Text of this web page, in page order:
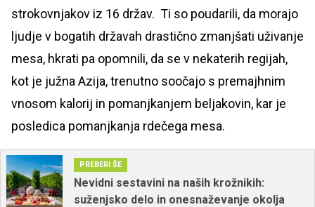
strokovnjakov iz 16 držav. Ti so poudarili, da morajo
ljudje v bogatih državah drastično zmanjšati uživanje
mesa, hkrati pa opomnili, da se v nekaterih regijah,
kot je južna Azija, trenutno soočajo s premajhnim
vnosom kalorij in pomanjkanjem beljakovin, kar je
posledica pomanjkanja rdečega mesa.
PREBERI ŠE
Nevidni sestavini na naših krožnikih:
suženjsko delo in onesnaževanje okolja